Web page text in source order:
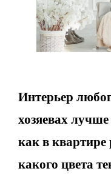
Интерьер
хозяевах
как в квартире
какого цвета